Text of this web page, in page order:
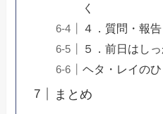
く
４．質問・報
５．前日はし
ヘタ・レイのひ
まとめ